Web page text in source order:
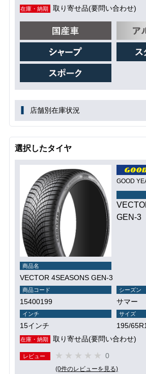
在庫・納期 取り寄せ品(要問い合わせ)
店舗別在庫状況
選択したタイヤ
GOOD
GEN-3
商品名
VECTOR 4SEASONS GEN-3
商品コード
15400199
シーズン
サマー
インチ
15インチ
サイズ
195/
在庫・納期 取り寄せ品(要問い合わせ)
レビュー 0
(0件のレビューを見る)